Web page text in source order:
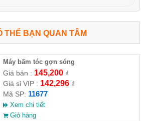
THỂ BẠN QUAN TÂM
Máy bấm tóc gợn sóng
Giá bán : 145,200₫
Giá sỉ VIP : 142,296₫
Mã SP: 11677
Xem chi tiết
Giỏ hàng